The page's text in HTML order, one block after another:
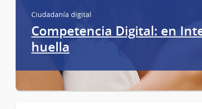
Ciudadanía digital
Competencia Digital: en
huella